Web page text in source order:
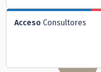
Acceso Consultores